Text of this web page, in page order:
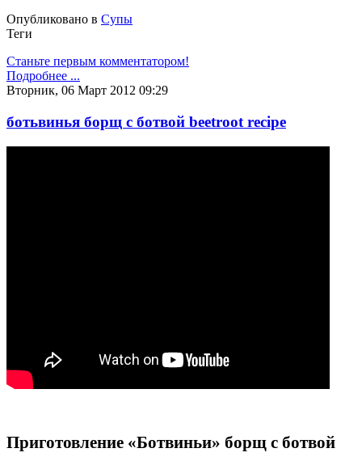
Опубликовано в Супы
Теги
Станьте первым комментатором!
Подробнее ...
Вторник, 06 Март 2012 09:29
ботьвинья борщ с ботвой beetroot recipe
Приготовление «Ботвиньи» борщ с ботвой